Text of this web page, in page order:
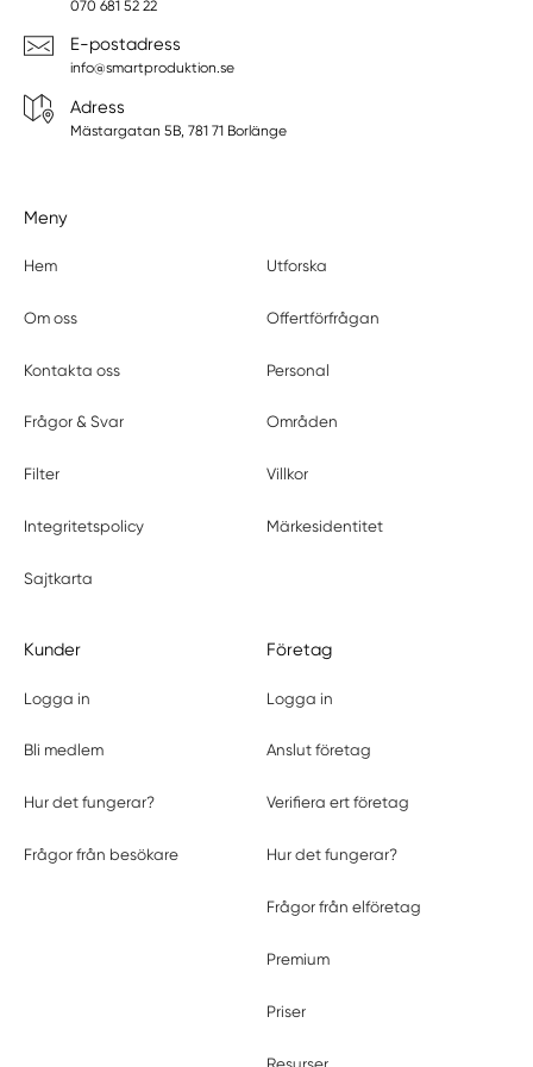
070 681 52 22
E-postadress
info@smartproduktion.se
Adress
Mästargatan 5B, 781 71 Borlänge
Meny
Hem Utforska
Om oss Offertförfrågan
Kontakta oss Personal
Frågor & Svar Områden
Filter Villkor
Integritetspolicy Märkesidentitet
Sajtkarta
Kunder
Logga in
Bli medlem
Hur det fungerar?
Frågor från besökare
Företag
Logga in
Anslut företag
Verifiera ert företag
Hur det fungerar?
Frågor från elföretag
Premium
Priser